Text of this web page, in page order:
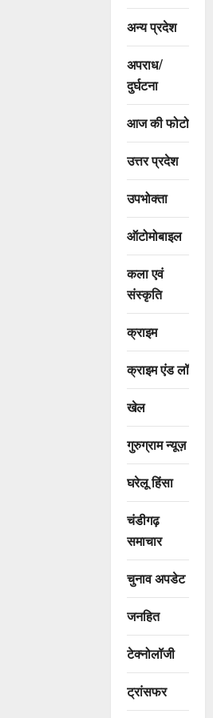
अन्य प्रदेश
अपराध/
दुर्घटना
आज की फोटो
उत्तर प्रदेश
उपभोक्ता
ऑटोमोबाइल
कला एवं
संस्कृति
क्राइम
क्राइम एंड लॉ
खेल
गुरुग्राम न्यूज़
घरेलू हिंसा
चंडीगढ़
समाचार
चुनाव अपडेट
जनहित
टेक्नोलॉजी
ट्रांसफर